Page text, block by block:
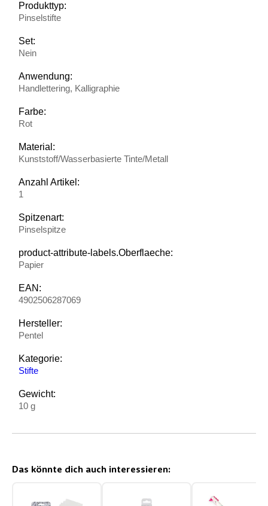
Produkttyp:
Pinselstifte
Set:
Nein
Anwendung:
Handlettering, Kalligraphie
Farbe:
Rot
Material:
Kunststoff/Wasserbasierte Tinte/Metall
Anzahl Artikel:
1
Spitzenart:
Pinselspitze
product-attribute-labels.Oberflaeche:
Papier
EAN:
4902506287069
Hersteller:
Pentel
Kategorie:
Stifte
Gewicht:
10 g
Das könnte dich auch interessieren: